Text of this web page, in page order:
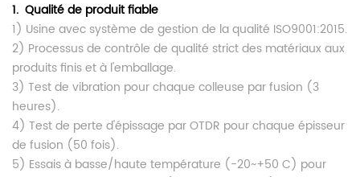
1. Qualité de produit fiable
1) Usine avec système de gestion de la qualité ISO9001:2015.
2) Processus de contrôle de qualité strict des matériaux aux
produits finis et à l'emballage.
3) Test de vibration pour chaque colleuse par fusion (3
heures).
4) Test de perte d'épissage par OTDR pour chaque épisseur
de fusion (50 fois).
5) Essais à basse/haute température (-20~+50 C) pour